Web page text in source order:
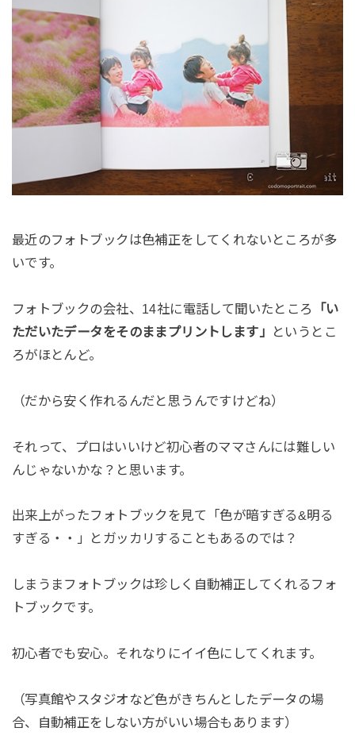
最近のフォトブックは色補正をしてくれないところが多
いです。
フォトブックの会社、14社に電話して聞いたところ
「い
ただいたデータをそのままプリントします」
というとこ
ろがほとんど。
（だから安く作れるんだと思うんですけどね）
それって、プロはいいけど初心者のママさんには難しい
んじゃないかな？と思います。
出来上がったフォトブックを見て「色が暗すぎる&明る
すぎる・・」とガッカリすることもあるのでは？
しまうまフォトブックは珍しく自動補正してくれるフォ
トブックです。
初心者でも安心。それなりにイイ色にしてくれます。
（写真館やスタジオなど色がきちんとしたデータの場
合、自動補正をしない方がいい場合もあります）